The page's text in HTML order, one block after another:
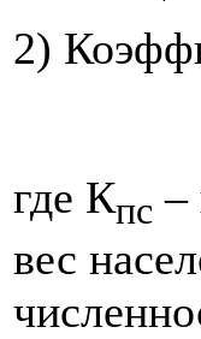
2)
где Кпс –
вес